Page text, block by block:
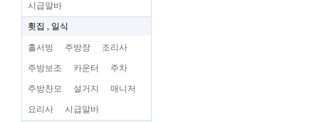
시급알바
횟집 , 일식
홀서빙 주방장 조리사
주방보조 카운터 주차
주방찬모 설거지 매니저
요리사 시급알바